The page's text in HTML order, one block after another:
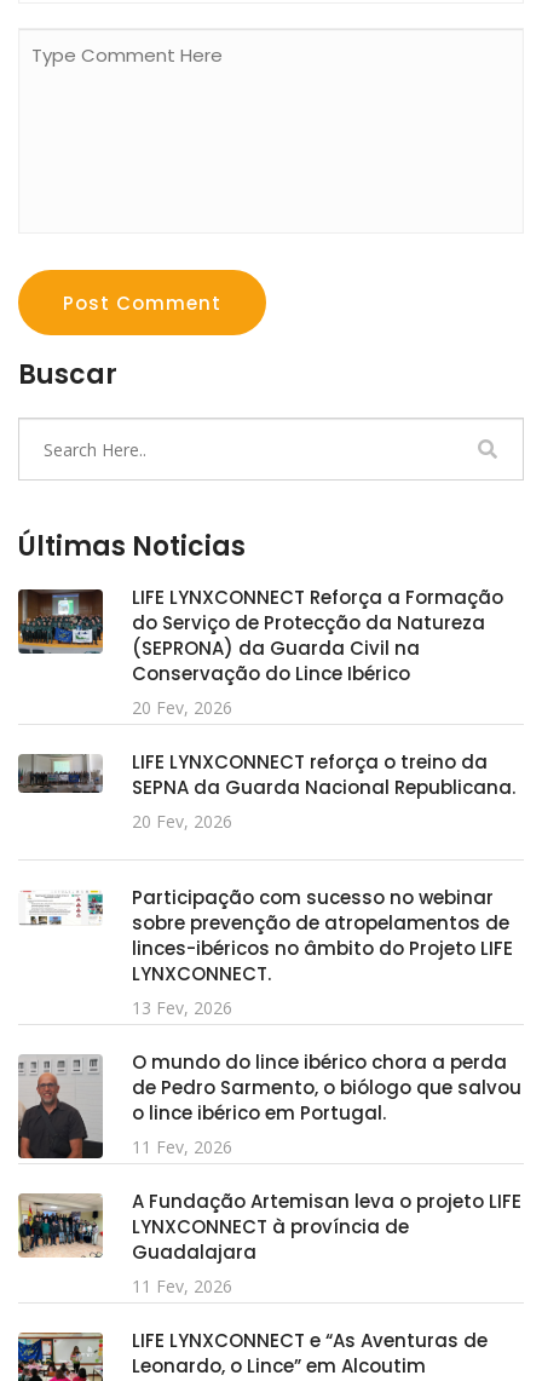
Post Comment
Buscar
Últimas Noticias
LIFE LYNXCONNECT Reforça a Formação
do Serviço de Protecção da Natureza
(SEPRONA) da Guarda Civil na
Conservação do Lince Ibérico
20 Fev, 2026
LIFE LYNXCONNECT reforça o treino da
SEPNA da Guarda Nacional Republicana.
20 Fev, 2026
Participação com sucesso no webinar
sobre prevenção de atropelamentos de
linces-ibéricos no âmbito do Projeto LIFE
LYNXCONNECT.
13 Fev, 2026
O mundo do lince ibérico chora a perda
de Pedro Sarmento, o biólogo que salvou
o lince ibérico em Portugal.
11 Fev, 2026
A Fundação Artemisan leva o projeto LIFE
LYNXCONNECT à província de
Guadalajara
11 Fev, 2026
LIFE LYNXCONNECT e “As Aventuras de
Leonardo, o Lince” em Alcoutim